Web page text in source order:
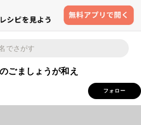
ごましょうが和え
フォロー